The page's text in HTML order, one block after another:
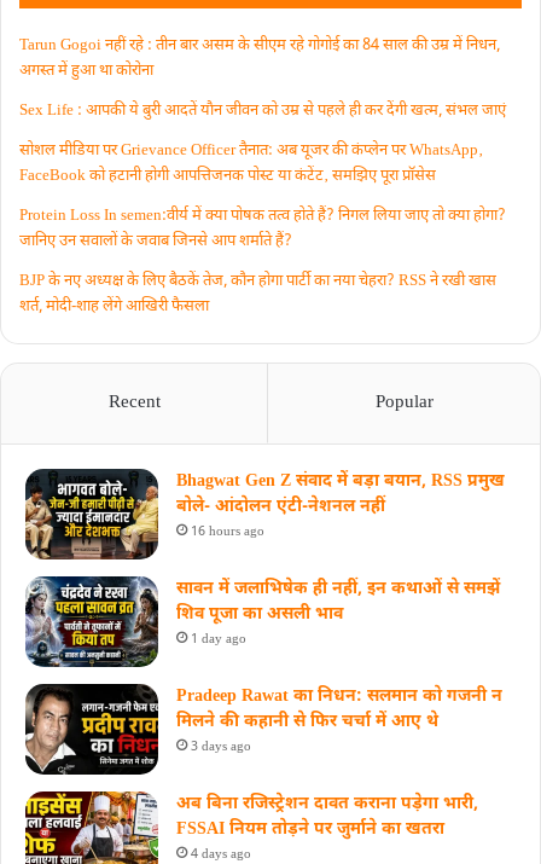
Tarun Gogoi नहीं रहे : तीन बार असम के सीएम रहे गोगोई का 84 साल की उम्र में निधन,
अगस्त में हुआ था कोरोना
Sex Life : आपकी ये बुरी आदतें याैन जीवन को उम्र से पहले ही कर देंगी खत्म, संभल जाएं
सोशल मीडिया पर Grievance Officer तैनात: अब यूजर की कंप्लेन पर WhatsApp‚
FaceBook को हटानी होगी आपत्तिजनक पोस्ट या कंटेंट‚ समझिए पूरा प्रॉसेस
Protein Loss In semen:वीर्य में क्या पोषक तत्व होते हैं? निगल लिया जाए तो क्या होगा?
जानिए उन सवालों के जवाब जिनसे आप शर्माते हैं?
BJP के नए अध्यक्ष के लिए बैठकें तेज, कौन होगा पार्टी का नया चेहरा? RSS ने रखी खास
शर्त, मोदी-शाह लेंगे आखिरी फैसला
Recent Popular
Bhagwat Gen Z संवाद में बड़ा बयान, RSS प्रमुख
बोले- आंदोलन एंटी-नेशनल नहीं
16 hours ago
सावन में जलाभिषेक ही नहीं, इन कथाओं से समझें
शिव पूजा का असली भाव
1 day ago
Pradeep Rawat का निधन: सलमान को गजनी न
मिलने की कहानी से फिर चर्चा में आए थे
3 days ago
अब बिना रजिस्ट्रेशन दावत कराना पड़ेगा भारी,
FSSAI नियम तोड़ने पर जुर्माने का खतरा
4 days ago